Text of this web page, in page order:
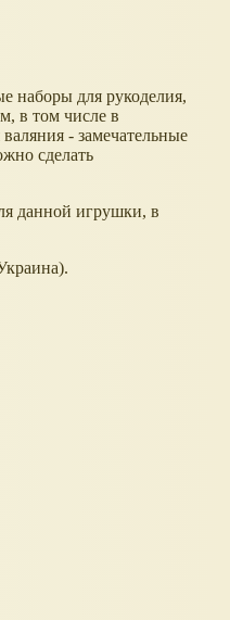
наборы для рукоделия,
в том числе в
- замечательные
сделать
данной игрушки, в